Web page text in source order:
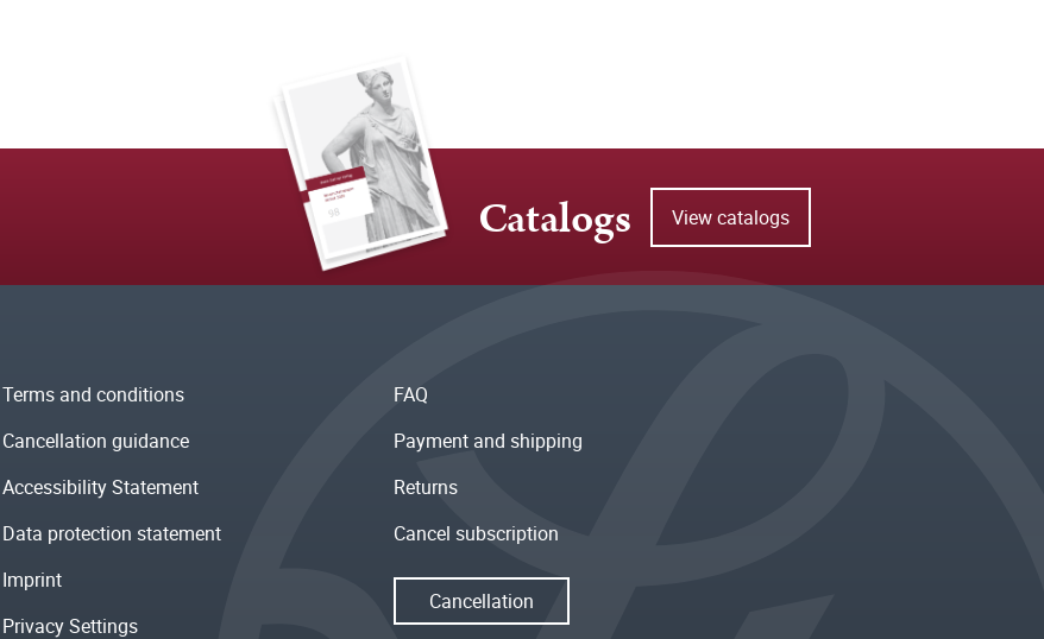
Catalogs View catalogs
Terms and conditions
Cancellation guidance
Accessibility Statement
Data protection statement
Imprint
Privacy Settings
FAQ
Payment and shipping
Returns
Cancel subscription
Cancellation